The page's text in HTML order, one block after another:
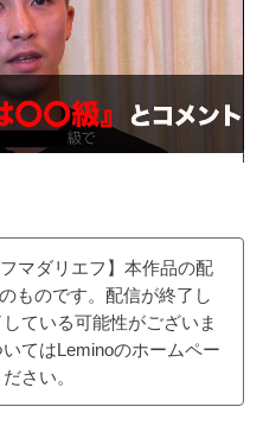
マダリエフ】本作品の配
ものです。配信が終了し
ている可能性がございま
てはLeminoのホームペー
さい。